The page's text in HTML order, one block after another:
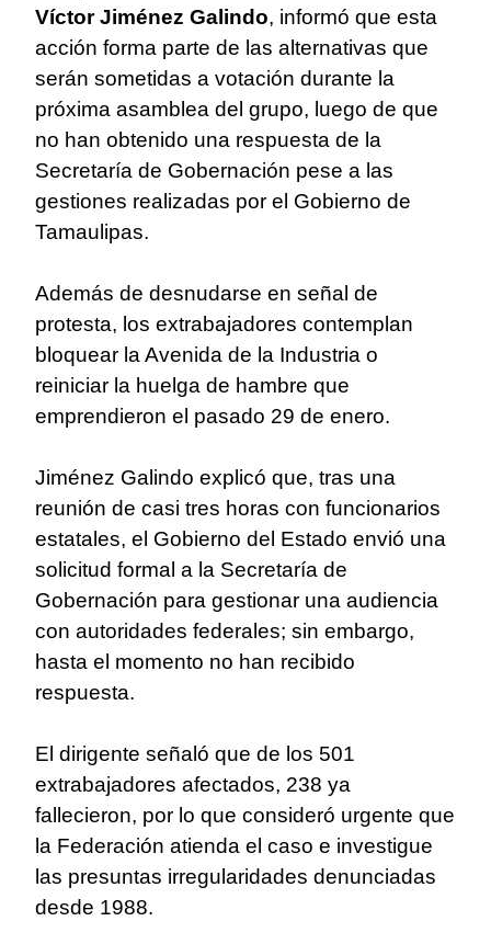
Víctor Jiménez Galindo, informó que esta
acción forma parte de las alternativas que
serán sometidas a votación durante la
próxima asamblea del grupo, luego de que
no han obtenido una respuesta de la
Secretaría de Gobernación pese a las
gestiones realizadas por el Gobierno de
Tamaulipas.
Además de desnudarse en señal de
protesta, los extrabajadores contemplan
bloquear la Avenida de la Industria o
reiniciar la huelga de hambre que
emprendieron el pasado 29 de enero.
Jiménez Galindo explicó que, tras una
reunión de casi tres horas con funcionarios
estatales, el Gobierno del Estado envió una
solicitud formal a la Secretaría de
Gobernación para gestionar una audiencia
con autoridades federales; sin embargo,
hasta el momento no han recibido
respuesta.
El dirigente señaló que de los 501
extrabajadores afectados, 238 ya
fallecieron, por lo que consideró urgente que
la Federación atienda el caso e investigue
las presuntas irregularidades denunciadas
desde 1988.